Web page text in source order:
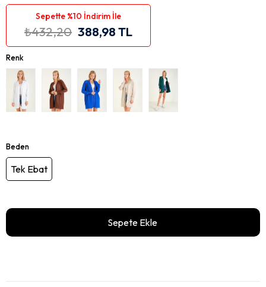
Sepette %10 İndirim İle
₺432,20 388,98 TL
Renk
Beden
Tek Ebat